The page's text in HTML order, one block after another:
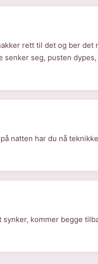
rett til det og ber det
senker seg, pusten
natten har du nå
kommer begge